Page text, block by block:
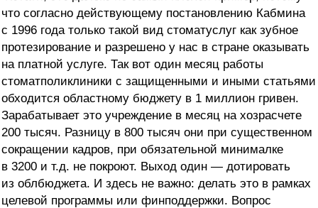
что согласно действующему постановлению Кабмина
с 1996 года только такой вид стоматуслуг как зубное
протезирование и разрешено у нас в стране оказывать
на платной услуге. Так вот один месяц работы
стоматполиклиники с защищенными и иными статьями
обходится областному бюджету в 1 миллион гривен.
Зарабатывает это учреждение в месяц на хозрасчете
200 тысяч. Разницу в 800 тысяч они при существенном
сокращении кадров, при обязательной минималке
в 3200 и т.д. не покроют. Выход один — дотировать
из облбюджета. И здесь не важно: делать это в рамках
целевой программы или финподдержки. Вопрос